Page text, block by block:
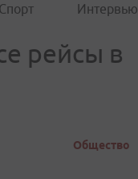
Спорт Интервью
рейсы в
Общество